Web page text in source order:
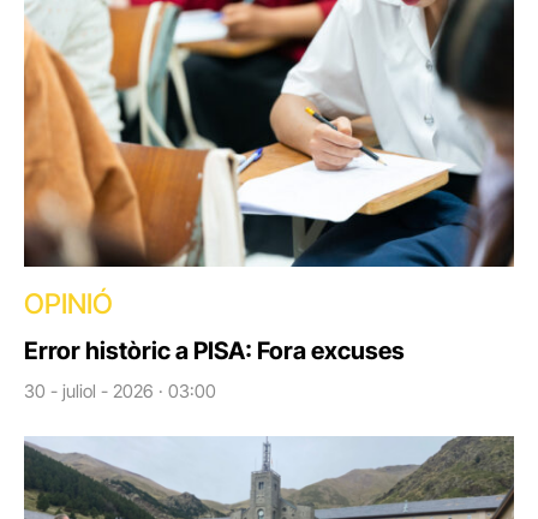
OPINIÓ
Error històric a PISA: Fora excuses
30 - juliol - 2026 · 03:00